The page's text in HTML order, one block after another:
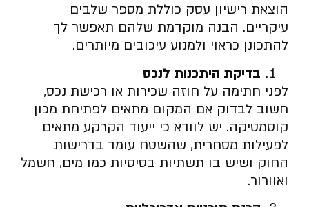
הוצאת רישיון עסק כוללת מספר שלבים
עיקריים. הבנה מוקדמת שלהם תאפשר לך
להתכונן כראוי ולמנוע עיכובים מיותרים.
בדיקת היתכנות לנכס
לפני חתימה על חוזה שכירות או רכישת נכס,
חשוב לבדוק אם המקום מתאים לפתיחת מכון
קוסמטיקה. יש לוודא כי ייעוד הקרקע מתאים
לפעילות מסחרית, שהשטח עומד בדרישות
החוק ושיש בו תשתיות בסיסיות כמו מים, חשמל
ואוורור.